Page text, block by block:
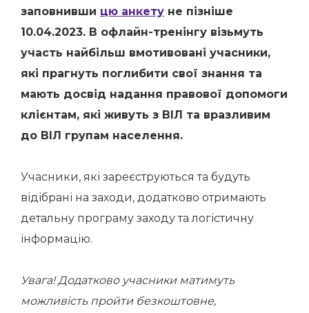
заповнивши цю анкету не пізніше
10.04.2023. В офлайн-тренінгу візьмуть
участь найбільш вмотивовані учасники,
які прагнуть поглибити свої знання та
мають досвід надання правової допомоги
клієнтам, які живуть з ВІЛ та вразливим
до ВІЛ групам населення.
Учасники, які зареєструються та будуть
відібрані на заходи, додатково отримають
детальну програму заходу та логістичну
інформацію.
Увага! Додатково учасники матимуть
можливість пройти безкоштовне,